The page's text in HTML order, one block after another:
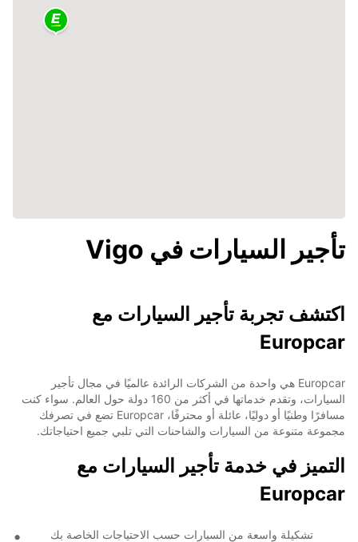
تأجير السيارات في Vigo
اكتشف تجربة تأجير السيارات مع
Europcar
Europcar هي واحدة من الشركات الرائدة عالميًا في مجال تأجير
السيارات، وتقدم خدماتها في أكثر من 160 دولة حول العالم. سواء كنت
مسافرًا وطنيًا أو دوليًا، عائلة أو محترفًا، Europcar تضع في تصرفك
مجموعة متنوعة من السيارات والشاحنات التي تلبي جميع احتياجاتك.
التميز في خدمة تأجير السيارات مع
Europcar
تشكيلة واسعة من السيارات حسب الاحتياجات الخاصة بك